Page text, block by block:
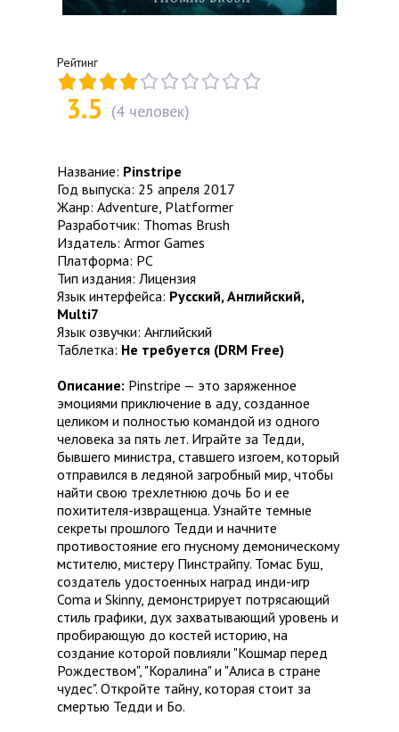
Рейтинг
3.5 (4 человек)
Название: Pinstripe
Год выпуска: 25 апреля 2017
Жанр: Adventure, Platformer
Разработчик: Thomas Brush
Издатель: Armor Games
Платформа: PC
Тип издания: Лицензия
Язык интерфейса: Русский, Английский,
Multi7
Язык озвучки: Английский
Таблетка: Не требуется (DRM Free)
Описание: Pinstripe — это заряженное
эмоциями приключение в аду, созданное
целиком и полностью командой из одного
человека за пять лет. Играйте за Тедди,
бывшего министра, ставшего изгоем, который
отправился в ледяной загробный мир, чтобы
найти свою трехлетнюю дочь Бо и ее
похитителя-извращенца. Узнайте темные
секреты прошлого Тедди и начните
противостояние его гнусному демоническому
мстителю, мистеру Пинстрайпу. Томас Буш,
создатель удостоенных наград инди-игр
Coma и Skinny, демонстрирует потрясающий
стиль графики, дух захватывающий уровень и
пробирающую до костей историю, на
создание которой повлияли "Кошмар перед
Рождеством", "Коралина" и "Алиса в стране
чудес". Откройте тайну, которая стоит за
смертью Тедди и Бо.